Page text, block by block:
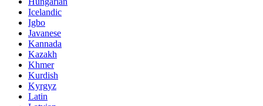
Icelandic
Igbo
Javanese
Kannada
Kazakh
Khmer
Kurdish
Kyrgyz
Latin